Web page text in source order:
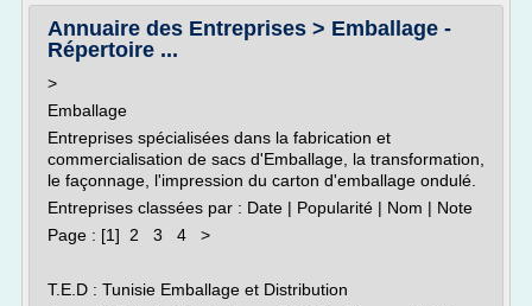
Annuaire des Entreprises > Emballage -
Répertoire ...
>
Emballage
Entreprises spécialisées dans la fabrication et
commercialisation de sacs d'Emballage, la transformation,
le façonnage, l'impression du carton d'emballage ondulé.
Entreprises classées par : Date | Popularité | Nom | Note
Page : [1] 2 3 4 >
T.E.D : Tunisie Emballage et Distribution